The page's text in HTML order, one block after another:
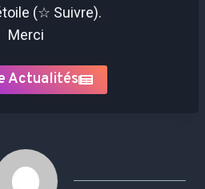
(☆ Suivre).
Merci
Actualités